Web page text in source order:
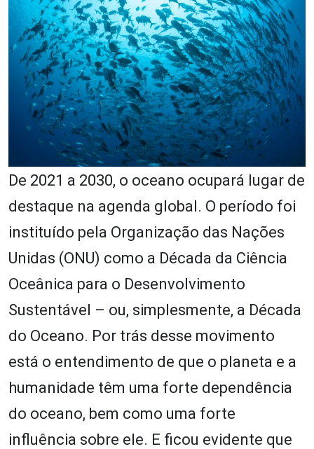
De 2021 a 2030, o oceano ocupará lugar de
destaque na agenda global. O período foi
instituído pela Organização das Nações
Unidas (ONU) como a Década da Ciência
Oceânica para o Desenvolvimento
Sustentável – ou, simplesmente, a Década
do Oceano. Por trás desse movimento
está o entendimento de que o planeta e a
humanidade têm uma forte dependência
do oceano, bem como uma forte
influência sobre ele. E ficou evidente que